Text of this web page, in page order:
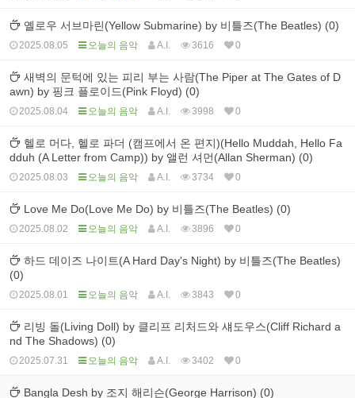
옐로우 서브마린(Yellow Submarine) by 비틀즈(The Beatles) (0)
2025.08.05 오늘의 음악 A.I. 3616 0
새벽의 문턱에 있는 피리 부는 사람(The Piper at The Gates of D
awn) by 핑크 플로이드(Pink Floyd) (0)
2025.08.04 오늘의 음악 A.I. 3998 0
헬로 머다, 헬로 파더 (캠프에서 온 편지)(Hello Muddah, Hello Fa
dduh (A Letter from Camp)) by 앨런 셔먼(Allan Sherman) (0)
2025.08.03 오늘의 음악 A.I. 3734 0
Love Me Do(Love Me Do) by 비틀즈(The Beatles) (0)
2025.08.02 오늘의 음악 A.I. 3896 0
하드 데이즈 나이트(A Hard Day's Night) by 비틀즈(The Beatles)
(0)
2025.08.01 오늘의 음악 A.I. 3843 0
리빙 돌(Living Doll) by 클리프 리처드와 섀도우스(Cliff Richard a
nd The Shadows) (0)
2025.07.31 오늘의 음악 A.I. 3402 0
Bangla Desh by 조지 해리슨(George Harrison) (0)